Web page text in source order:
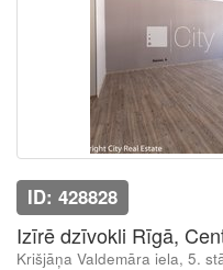
ID: 428828
Izīrē dzīvokli Rīgā,
Krišjāņa Valdemāra iela, 5.